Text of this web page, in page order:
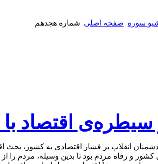
سوره صفحه اصلی شماره هجدهم
سیطره‌ی اقتصاد با
انقلاب بر فشار اقتصادی به کشور،
و رفاه مردم بود تا بدین وسیله، مردم را از